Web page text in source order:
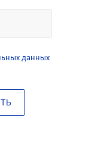
данных